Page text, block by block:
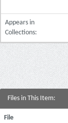
Appears in
Collections:
Files in This Item:
File